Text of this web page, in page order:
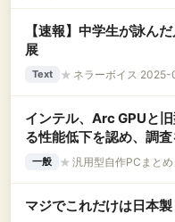
【速報】中学生が詠ん
展
Text ★ ネラーボイス
インテル、Arc GPUと
る性能低下を認め、調
一般 ★ 汎用型自作PCまと
マジでこれだけは日本